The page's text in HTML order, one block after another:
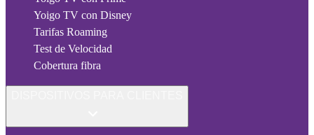
Yoigo TV con Disney
Tarifas Roaming
Test de Velocidad
Cobertura fibra